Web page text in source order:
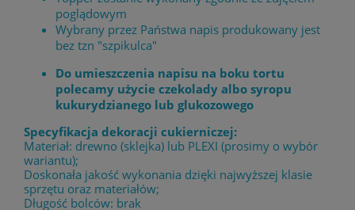
poglądowym
Wybrany przez Państwa napis produkowany jest
bez tzn "szpikulca"
Do umieszczenia napisu na boku tortu
polecamy użycie czekolady albo syropu
kukurydzianego lub glukozowego
Specyfikacja dekoracji cukierniczej:
Materiał: drewno (sklejka) lub PLEXI (prosimy o wybór
wariantu);
Doskonała jakość wykonania dzięki najwyższej klasie
sprzętu oraz materiałów;
Długość bolców: brak